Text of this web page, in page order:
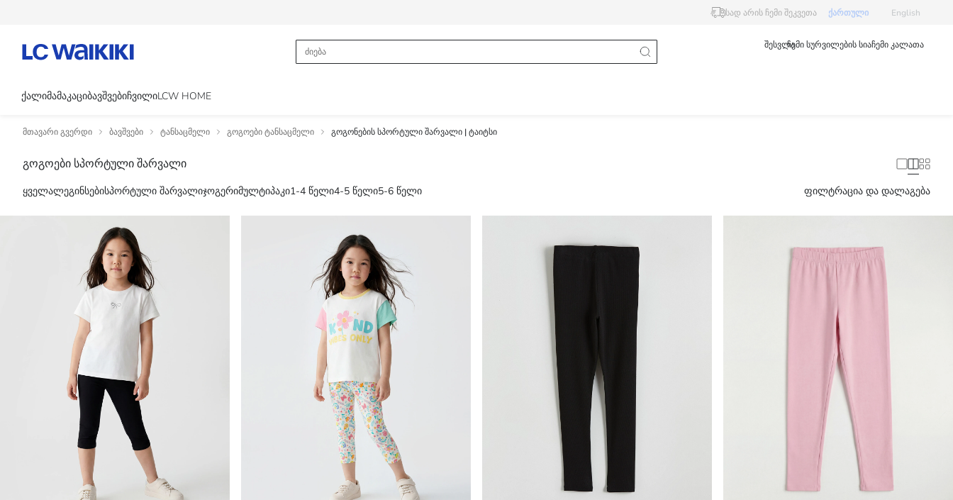
სად არის ჩემი შეკვეთა ქართული English
შესვლაჩემი სურვილების სიაჩემი კალათა
ᲥᲐᲚᲘᲛᲐᲛᲐᲙᲐᲪᲘᲑᲐᲕᲨᲕᲔᲑᲘᲩᲕᲘᲚᲘLCW HOME
მთავარი გვერდი ბავშვები ტანსაცმელი გოგოები ტანსაცმელი გოგონების სპორტული შარვალი | ტაიტსი
გოგოები სპორტული შარვალი
ყველალეგინსებისპორტული შარვალიჯოგერიმულტიპაკი1-4 წელი4-5 წელი5-6 წელი ფილტრაცია და დალაგება